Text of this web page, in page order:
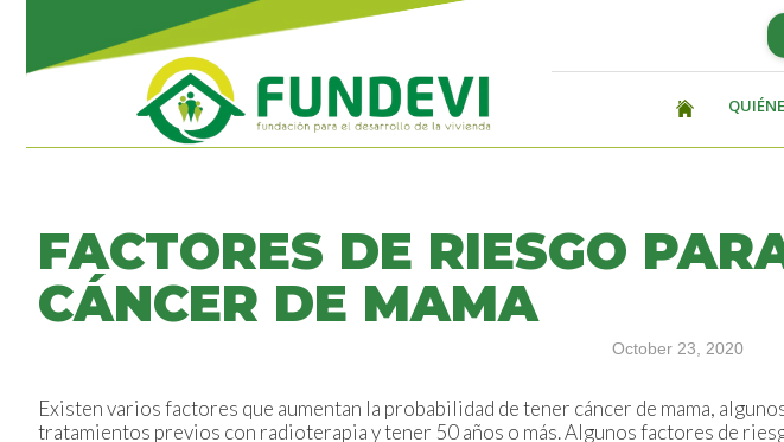
FACTORES DE RIESGO
CÁNCER DE MAMA
October 23, 2020
Existen varios factores que aumentan la probabilidad de tener cáncer de mama,
tratamientos previos con radioterapia y tener 50 años o más. Algunos factores de